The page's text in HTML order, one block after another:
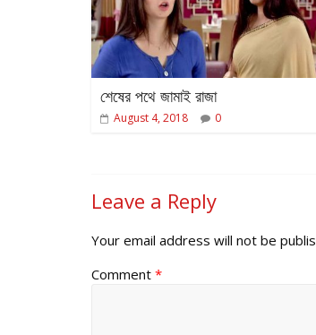
শেষের পথে জামাই রাজা
August 4, 2018 0
Leave a Reply
Your email address will not be
Comment *